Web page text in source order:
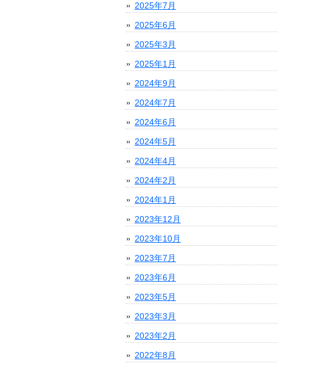
2025年7月
2025年6月
2025年3月
2025年1月
2024年9月
2024年7月
2024年6月
2024年5月
2024年4月
2024年2月
2024年1月
2023年12月
2023年10月
2023年7月
2023年6月
2023年5月
2023年3月
2023年2月
2022年8月